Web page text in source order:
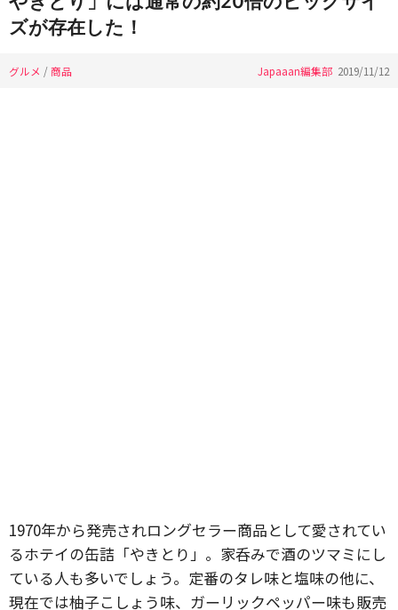
ズが存在した！
グルメ /商品 Japaaan編集部 2019/11/12
1970年から発売されロングセラー商品として愛されてい
るホテイの缶詰「やきとり」。家呑みで酒のツマミにし
ている人も多いでしょう。定番のタレ味と塩味の他に、
現在では柚子こしょう味、ガーリックペッパー味も販売